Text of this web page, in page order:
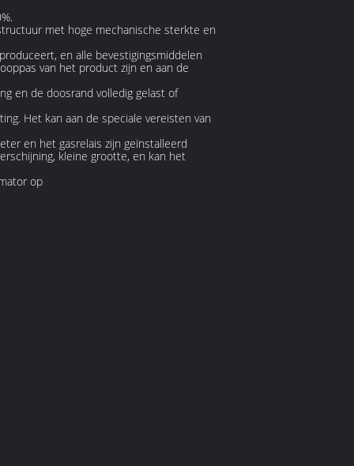
met hoge mechanische sterkte en
en alle bevestigingsmiddelen
van het product zijn en aan de
en de doosrand volledig gelast of
Het kan aan de speciale vereisten van
en het gasrelais zijn geïnstalleerd
kleine grootte, en kan het
op